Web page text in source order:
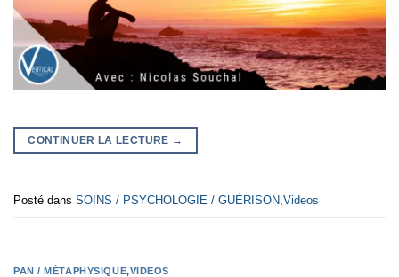
CONTINUER LA LECTURE →
Posté dans SOINS / PSYCHOLOGIE / GUÉRISON,Videos
PAN / MÉTAPHYSIQUE,VIDEOS